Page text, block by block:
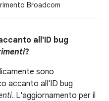
Broadcom
all'ID bug
?
sono
accanto all'ID bug
. L'aggiornamento per il